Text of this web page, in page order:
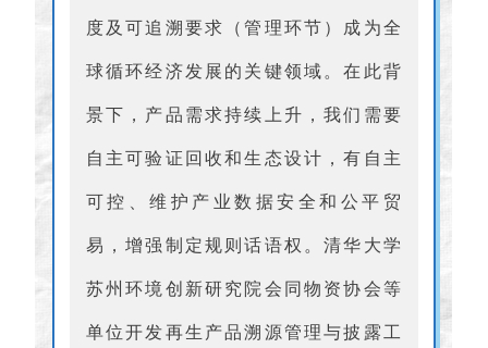
度及可追溯要求（管理环节）成为全
球循环经济发展的关键领域。在此背
景下，产品需求持续上升，我们需要
自主可验证回收和生态设计，有自主
可控、维护产业数据安全和公平贸
易，增强制定规则话语权。清华大学
苏州环境创新研究院会同物资协会等
单位开发再生产品溯源管理与披露工